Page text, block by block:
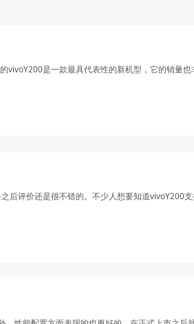
是一款最具代表性的新机型，它的销量
评价还是很不错的。不少人想要知道vivoY200